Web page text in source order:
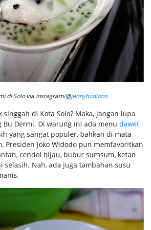
di Solo via instagram/@jennyhudiono
di Kota Solo? Maka, jangan lupa
Bu Dermi. Di warung ini ada menu dawet
yang sangat populer, bahkan di mata
Presiden Joko Widodo pun memfavoritkan
cendol hijau, bubur sumsum, ketan
selasih. Nah, ada juga tambahan susu